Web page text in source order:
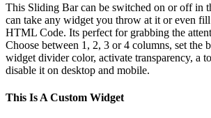
This Sliding Bar can be switched on or off in
can take any widget you throw at it or even
HTML Code. Its perfect for grabbing the
Choose between 1, 2, 3 or 4 columns, set the
widget divider color, activate transparency, a
disable it on desktop and mobile.
This Is A Custom Widget